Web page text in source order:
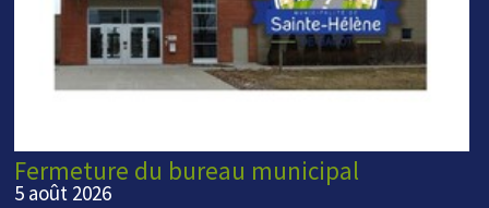
Fermeture du bureau municipal
5 août 2026